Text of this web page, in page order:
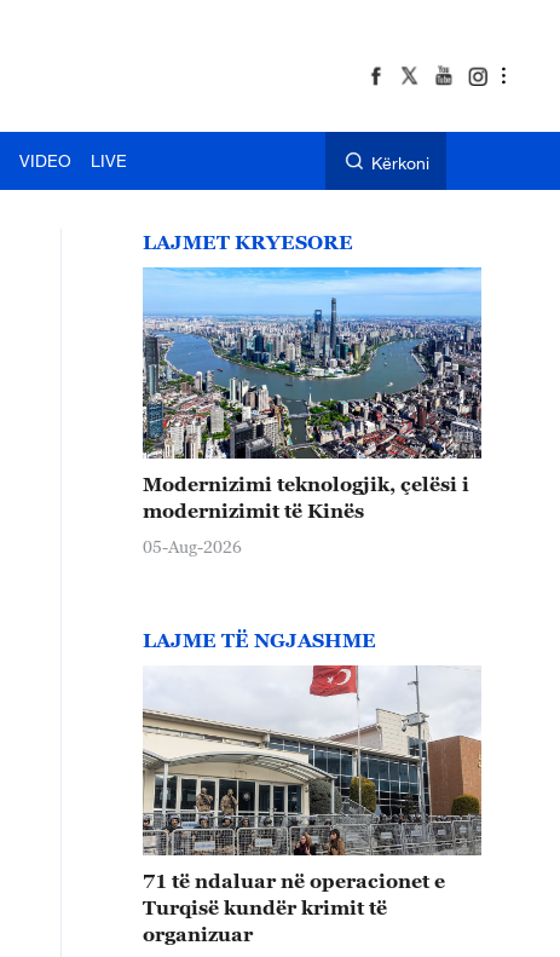
VIDEO LIVE Kërkoni
LAJMET KRYESORE
Modernizimi teknologjik, çelësi i
modernizimit të Kinës
05-Aug-2026
LAJME TË NGJASHME
71 të ndaluar në operacionet e
Turqisë kundër krimit të
organizuar